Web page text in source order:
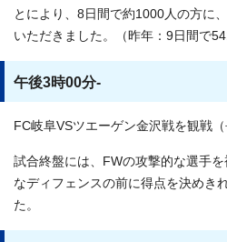
とにより、8日間で約1000人の方に
いただきました。（昨年：9日間で
午後3時00分-
FC岐阜VSツエーゲン金沢戦を観戦（
試合終盤には、FWの攻撃的な選手
なディフェンスの前に得点を決めき
た。